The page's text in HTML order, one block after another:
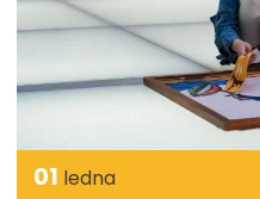
01 ledna